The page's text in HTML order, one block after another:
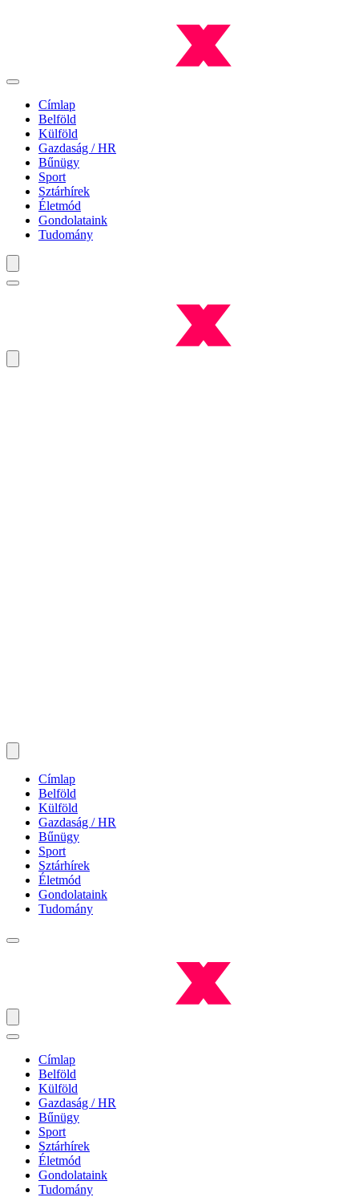
Címlap
Belföld
Külföld
Gazdaság / HR
Bűnügy
Sport
Sztárhírek
Életmód
Gondolataink
Tudomány
Címlap
Belföld
Külföld
Gazdaság / HR
Bűnügy
Sport
Sztárhírek
Életmód
Gondolataink
Tudomány
Címlap
Belföld
Külföld
Gazdaság / HR
Bűnügy
Sport
Sztárhírek
Életmód
Gondolataink
Tudomány